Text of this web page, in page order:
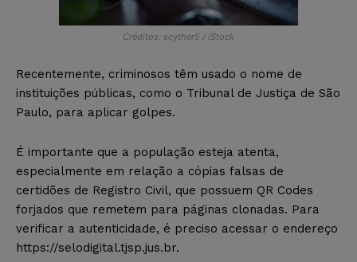
Créditos: scyther5 / iStock
Recentemente, criminosos têm usado o nome de
instituições públicas, como o Tribunal de Justiça de São
Paulo, para aplicar golpes.
É importante que a população esteja atenta,
especialmente em relação a cópias falsas de
certidões de Registro Civil, que possuem QR Codes
forjados que remetem para páginas clonadas. Para
verificar a autenticidade, é preciso acessar o endereço
https://selodigital.tjsp.jus.br.